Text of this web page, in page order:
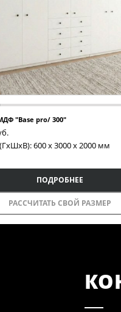
"Base pro/ 300"
600 x 3000 x 2000 мм
ПОДРОБНЕЕ
РАССЧИТАТЬ СВОЙ РАЗМЕР